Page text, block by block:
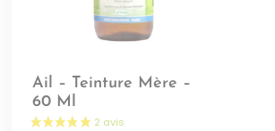
Ail – Teinture Mère –
60 Ml